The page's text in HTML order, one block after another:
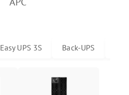
Easy UPS 3S Back-UPS